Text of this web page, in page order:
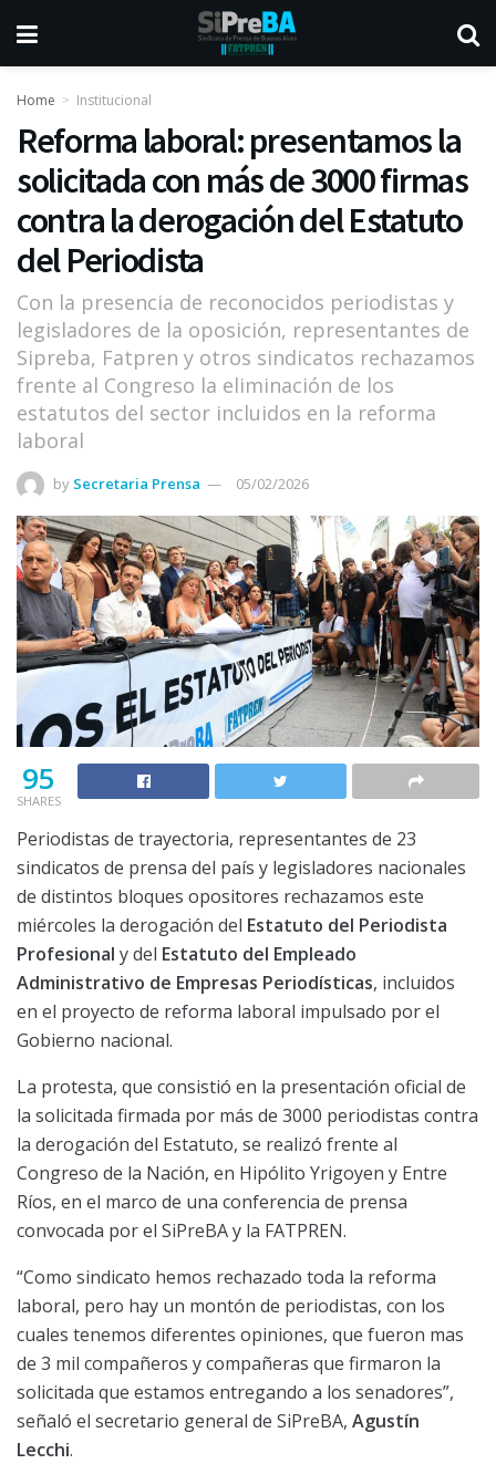
Home Institucional
Reforma laboral: presentamos la
solicitada con más de 3000 firmas
contra la derogación del Estatuto
del Periodista
Con la presencia de reconocidos periodistas y
legisladores de la oposición, representantes de
Sipreba, Fatpren y otros sindicatos rechazamos
frente al Congreso la eliminación de los
estatutos del sector incluidos en la reforma
laboral
by Secretaria Prensa 05/02/2026
95
SHARES
Periodistas de trayectoria, representantes de 23
sindicatos de prensa del país y legisladores nacionales
de distintos bloques opositores rechazamos este
miércoles la derogación del Estatuto del Periodista
Profesional y del Estatuto del Empleado
Administrativo de Empresas Periodísticas, incluidos
en el proyecto de reforma laboral impulsado por el
Gobierno nacional.
La protesta, que consistió en la presentación oficial de
la solicitada firmada por más de 3000 periodistas contra
la derogación del Estatuto, se realizó frente al
Congreso de la Nación, en Hipólito Yrigoyen y Entre
Ríos, en el marco de una conferencia de prensa
convocada por el SiPreBA y la FATPREN.
“Como sindicato hemos rechazado toda la reforma
laboral, pero hay un montón de periodistas, con los
cuales tenemos diferentes opiniones, que fueron mas
de 3 mil compañeros y compañeras que firmaron la
solicitada que estamos entregando a los senadores”,
señaló el secretario general de SiPreBA, Agustín
Lecchi.